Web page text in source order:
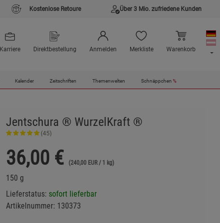
Kostenlose Retoure Über 3 Mio. zufriedene Kunden
Karriere Direktbestellung Anmelden Merkliste Warenkorb
Kalender Zeitschriften Themenwelten Schnäppchen %
Jentschura ® WurzelKraft ®
(45)
36,00 € (240,00 EUR / 1 kg)
150 g
Lieferstatus: sofort lieferbar
Artikelnummer: 130373